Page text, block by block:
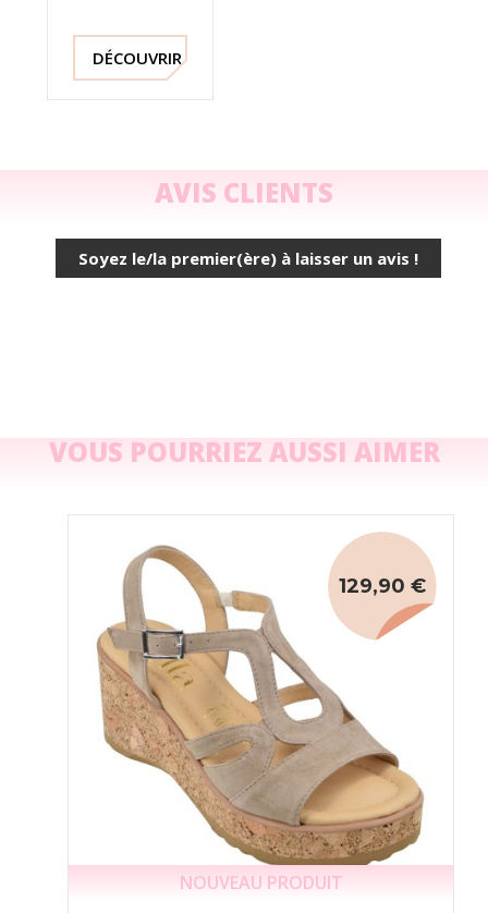
Daim
Bleu,
260769,
Piesanto
DÉCOUVRIR !
AVIS CLIENTS
Soyez le/la premier(ère) à laisser un avis !
VOUS POURRIEZ AUSSI AIMER
NOUVEAU PRODUIT
129,90 €